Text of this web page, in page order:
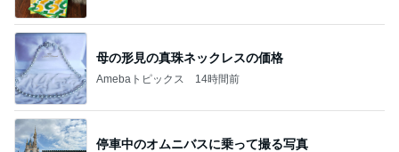
母の形見の真珠ネックレスの価格
Amebaトピックス 14時間前
停車中のオムニバスに乗って撮る写真